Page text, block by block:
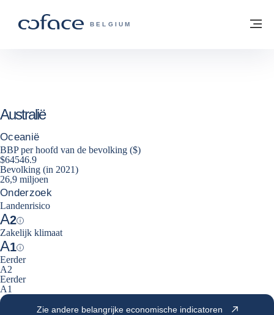
COFACE, FOR TRADE - GROEP
BELGIUM
Terug naar startpagina
Australië
Oceanië
BBP per hoofd van de bevolking ($)
$64546.9
Bevolking (in 2021)
26,9 miljoen
Onderzoek
Landenrisico
A2
Help
Zakelijk klimaat
A1
Help
Eerder
A2
Eerder
A1
Zie andere belangrijke economische indicatoren